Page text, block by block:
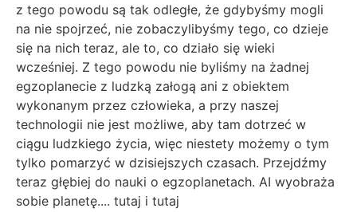
z tego powodu są tak odległe, że gdybyśmy mogli
na nie spojrzeć, nie zobaczylibyśmy tego, co dzieje
się na nich teraz, ale to, co działo się wieki
wcześniej. Z tego powodu nie byliśmy na żadnej
egzoplanecie z ludzką załogą ani z obiektem
wykonanym przez człowieka, a przy naszej
technologii nie jest możliwe, aby tam dotrzeć w
ciągu ludzkiego życia, więc niestety możemy o tym
tylko pomarzyć w dzisiejszych czasach. Przejdźmy
teraz głębiej do nauki o egzoplanetach. AI wyobraża
sobie planetę.... tutaj i tutaj